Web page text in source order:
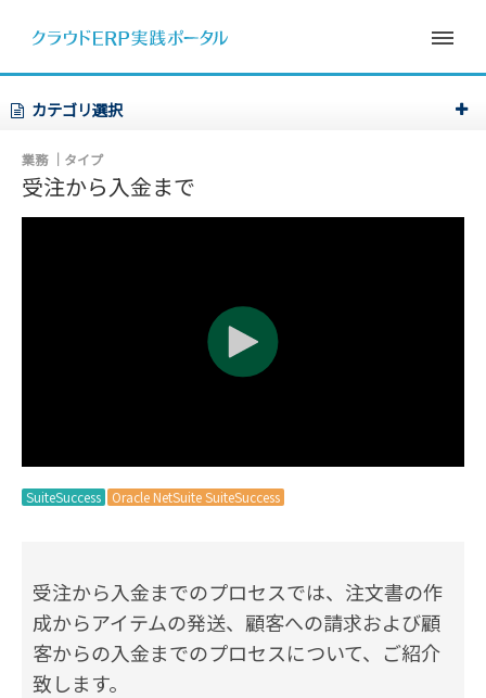
カテゴリ選択
業務 タイプ
受注から入金まで
SuiteSuccess Oracle NetSuite SuiteSuccess
受注から入金までのプロセスでは、注文書の作
成からアイテムの発送、顧客への請求および顧
客からの入金までのプロセスについて、ご紹介
致します。